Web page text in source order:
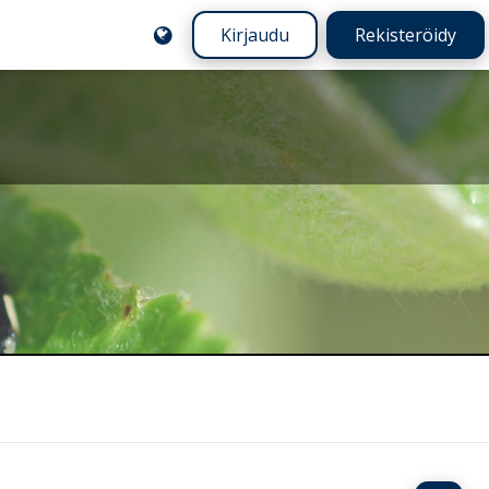
Kirjaudu Rekisteröidy